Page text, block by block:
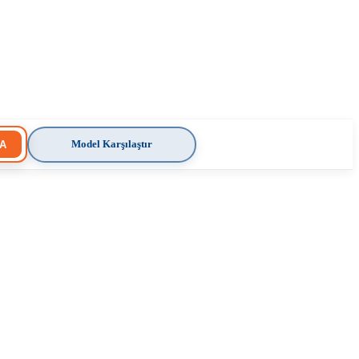
Model Karşılaştır